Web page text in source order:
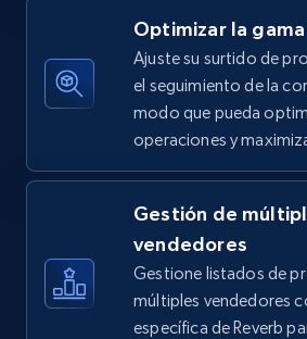
TikTok Shop - discover records
URL, Title, Available, Description,
price, Final price, Discount
668+
Optimizar la
Ajuste su surtido de
el seguimiento de la
modo que pueda
operaciones y
Gestión de
vendedores
Gestione listados de
múltiples vendedores
específica de Reverb